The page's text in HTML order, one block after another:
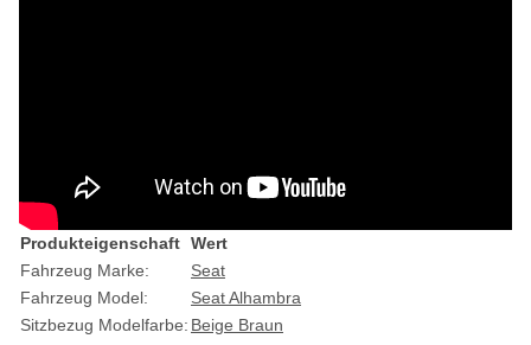
Produkteigenschaft Wert
Fahrzeug Marke:
Seat
Fahrzeug Model:
Seat Alhambra
Sitzbezug Modelfarbe: Beige Braun